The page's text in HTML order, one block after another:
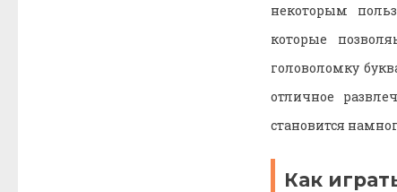
некоторым
которые
головоломку
отличное
становится
Как